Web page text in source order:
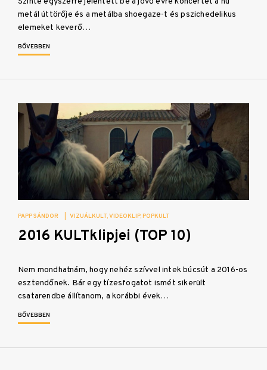
metál úttörője és a metálba shoegaze-t és pszichedelikus
elemeket keverő…
BŐVEBBEN
PAPP SÁNDOR VIZUÁLKULT VIDEOKLIP POPKULT
2016 KULTklipjei (TOP 10)
Nem mondhatnám, hogy nehéz szívvel intek búcsút a 2016-os
esztendőnek. Bár egy tízesfogatot ismét sikerült
csatarendbe állítanom, a korábbi évek…
BŐVEBBEN